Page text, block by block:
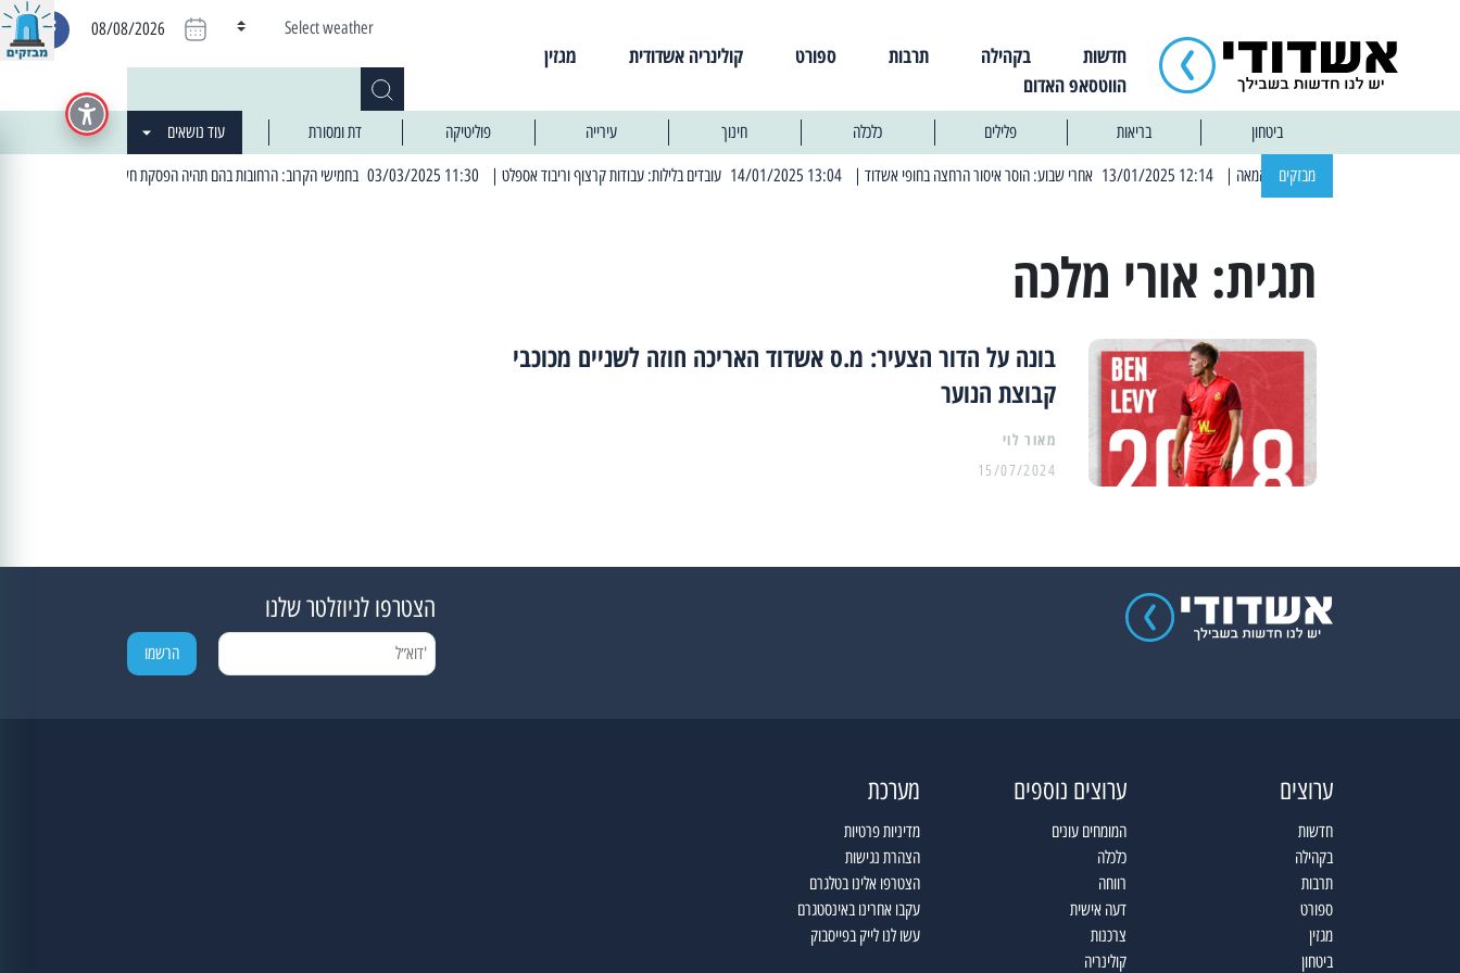
חדשות בקהילה תרבות ספורט קולינריה אשדודית
מגזין
הווטסאפ האדום
Select weather
08/08/2026
ביטחון בריאות פלילים כלכלה חינוך עירייה פוליטיקה דת ומסורת עוד נושאים
מבזקים | 12:14 13/01/2025 אחרי שבוע: הוסר איסור הרחצה בחופי אשדוד | 13:04 14/01/2025 עובדים בלילות: עבודות קרצוף וריבוד אספלט | 11:30 03/03/2025 בחמישי הקרוב: הרחובות בהם תהיה הפסקת חשמל יזומה
תגית: אורי מלכה
בונה על הדור הצעיר: מ.ס אשדוד האריכה חוזה לשניים מכוכבי
קבוצת הנוער
מאור לוי
15/07/2024
הצטרפו לניוזלטר שלנו
ערוצים
חדשות
בקהילה
תרבות
ספורט
מגזין
ביטחון
ערוצים נוספים
המומחים עונים
כלכלה
רווחה
דעה אישית
צרכנות
קולינריה
מערכת
מדיניות פרטיות
הצהרת נגישות
הצטרפו אלינו בטלגרם
עקבו אחרינו באינסטגרם
עשו לנו לייק בפייסבוק